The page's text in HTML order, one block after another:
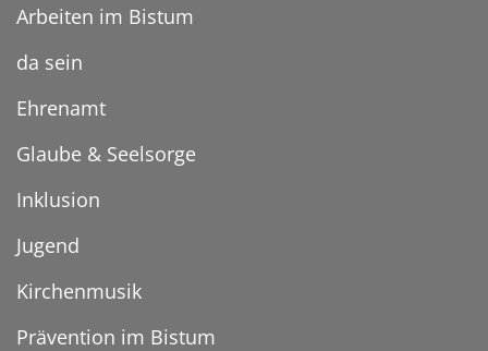
Arbeiten im Bistum
da sein
Ehrenamt
Glaube & Seelsorge
Inklusion
Jugend
Kirchenmusik
Prävention im Bistum